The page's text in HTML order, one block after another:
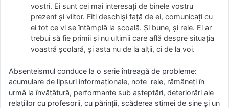
vostri. Ei sunt cei mai interesaţi de binele vostru
prezent şi viitor. Fiţi deschişi faţă de ei, comunicaţi cu
ei tot ce vi se întâmplă la şcoală. Şi bune, şi rele. Ei ar
trebui să fie primii şi nu ultimii care află despre situaţia
voastră şcolară, şi asta nu de la alţii, ci de la voi.
Absenteismul conduce la o serie întreagă de probleme:
acumulare de lipsuri informaţionale, note rele, rămâneţi în
urmă la învăţătură, performante sub aşteptări, deteriorări ale
relaţiilor cu profesorii, cu părinţii, scăderea stimei de sine şi un